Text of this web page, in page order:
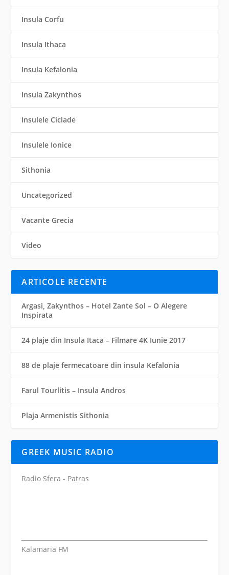
Insula Corfu
Insula Ithaca
Insula Kefalonia
Insula Zakynthos
Insulele Ciclade
Insulele Ionice
Sithonia
Uncategorized
Vacante Grecia
Video
ARTICOLE RECENTE
Argasi, Zakynthos – Hotel Zante Sol – O Alegere
Inspirata
24 plaje din Insula Itaca – Filmare 4K Iunie 2017
88 de plaje fermecatoare din insula Kefalonia
Farul Tourlitis – Insula Andros
Plaja Armenistis Sithonia
GREEK MUSIC RADIO
Radio Sfera - Patras
Kalamaria FM